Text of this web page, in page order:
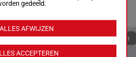
0a 1a
Quoteringen verversen
gedeeld.
ACCEPTEREN
ALLES AFWIJZEN